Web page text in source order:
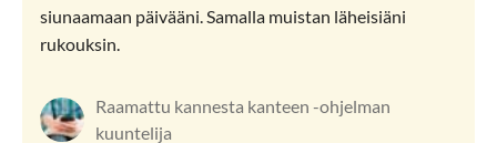
siunaamaan päivääni. Samalla muistan läheisiäni
rukouksin.
Raamattu kannesta kanteen -ohjelman
kuuntelija